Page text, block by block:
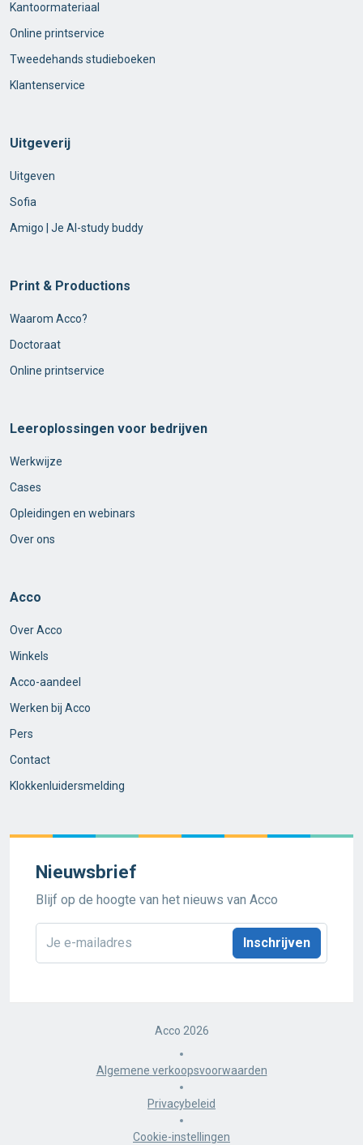
Kantoormateriaal
Online printservice
Tweedehands studieboeken
Klantenservice
Uitgeverij
Uitgeven
Sofia
Amigo | Je AI-study buddy
Print & Productions
Waarom Acco?
Doctoraat
Online printservice
Leeroplossingen voor bedrijven
Werkwijze
Cases
Opleidingen en webinars
Over ons
Acco
Over Acco
Winkels
Acco-aandeel
Werken bij Acco
Pers
Contact
Klokkenluidersmelding
Nieuwsbrief
Blijf op de hoogte van het nieuws van Acco
Acco 2026
Algemene verkoopsvoorwaarden
Privacybeleid
Cookie-instellingen